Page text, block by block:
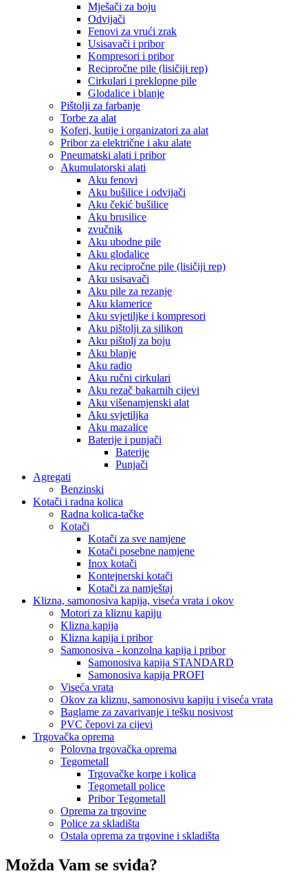
Mješači za boju
Odvijači
Fenovi za vrući zrak
Usisavači i pribor
Kompresori i pribor
Recipročne pile (lisičiji rep)
Cirkulari i preklopne pile
Glodalice i blanje
Pištolji za farbanje
Torbe za alat
Koferi, kutije i organizatori za alat
Pribor za električne i aku alate
Pneumatski alati i pribor
Akumulatorski alati
Aku fenovi
Aku bušilice i odvijači
Aku čekić bušilice
Aku brusilice
zvučnik
Aku ubodne pile
Aku glodalice
Aku recipročne pile (lisičiji rep)
Aku usisavači
Aku pile za rezanje
Aku klamerice
Aku svjetiljke i kompresori
Aku pištolji za silikon
Aku pištolj za boju
Aku blanje
Aku radio
Aku ručni cirkulari
Aku rezač bakarnih cijevi
Aku višenamjenski alat
Aku svjetiljka
Aku mazalice
Baterije i punjači
Baterije
Punjači
Agregati
Benzinski
Kotači i radna kolica
Radna kolica-tačke
Kotači
Kotači za sve namjene
Kotači posebne namjene
Inox kotači
Kontejnerski kotači
Kotači za namještaj
Klizna, samonosiva kapija, viseća vrata i okov
Motori za kliznu kapiju
Klizna kapija
Klizna kapija i pribor
Samonosiva - konzolna kapija i pribor
Samonosiva kapija STANDARD
Samonosiva kapija PROFI
Viseća vrata
Okov za kliznu, samonosivu kapiju i viseća vrata
Baglame za zavarivanje i tešku nosivost
PVC čepovi za cijevi
Trgovačka oprema
Polovna trgovačka oprema
Tegometall
Trgovačke korpe i kolica
Tegometall police
Pribor Tegometall
Oprema za trgovine
Police za skladišta
Ostala oprema za trgovine i skladišta
Možda Vam se sviđa?